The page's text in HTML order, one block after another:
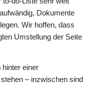
Dokumente
Wir hoffen, dass
Umstellung der Seite
hinter einer
– inzwischen sind